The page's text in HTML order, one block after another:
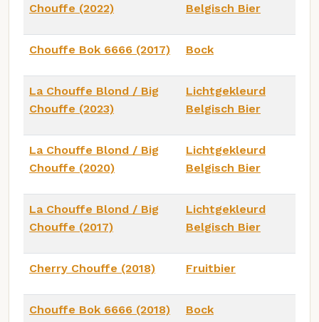
Chouffe (2022)
Belgisch Bier
Chouffe Bok 6666 (2017) Bock
La Chouffe Blond / Big
Chouffe (2023)
Lichtgekleurd
Belgisch Bier
La Chouffe Blond / Big
Chouffe (2020)
Lichtgekleurd
Belgisch Bier
La Chouffe Blond / Big
Chouffe (2017)
Lichtgekleurd
Belgisch Bier
Cherry Chouffe (2018) Fruitbier
Chouffe Bok 6666 (2018) Bock